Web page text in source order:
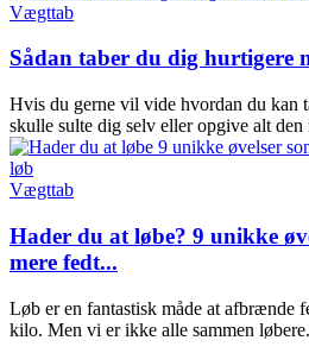
Vægttab
Sådan taber du dig hurtigere
Hvis du gerne vil vide hvordan du kan
skulle sulte dig selv eller opgive alt den
Vægttab
Hader du at løbe? 9 unikke
mere fedt...
Løb er en fantastisk måde at afbrænde
kilo. Men vi er ikke alle sammen